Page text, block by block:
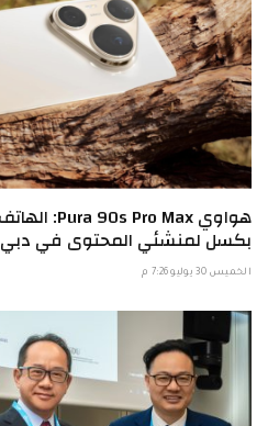
بكسل لمنشئي المحتوى في دبي
الخميس 30 يوليو 7:26 م